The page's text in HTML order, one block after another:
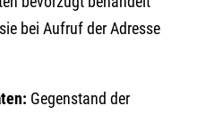
bei Aufruf der Adresse
Gegenstand der